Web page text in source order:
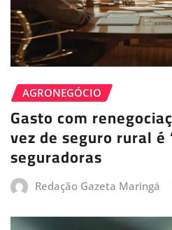
AGRONEGÓCIO
Gasto com
vez de seguro rural é
seguradoras
Redação Gazeta Maringá